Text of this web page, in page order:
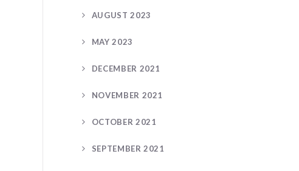
AUGUST 2023
MAY 2023
DECEMBER 2021
NOVEMBER 2021
OCTOBER 2021
SEPTEMBER 2021